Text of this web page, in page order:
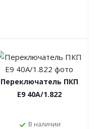
Переключатель ПКП
Е9 40А/1.822
В наличии